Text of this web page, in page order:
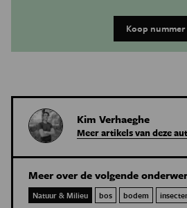
Koop nummer
Kim Verhaeghe
Meer artikels van deze
Meer over de volgende
Natuur & Milieu bos bodem